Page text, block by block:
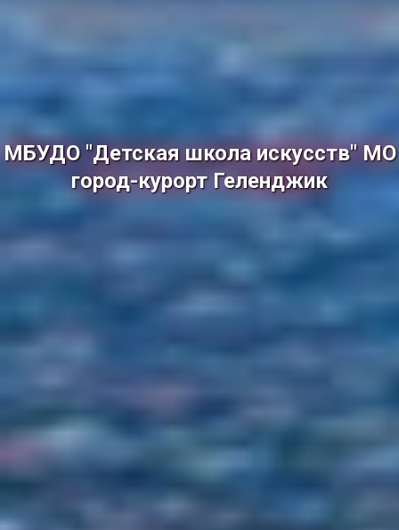
МБУДО "Детская школа искусств" МО
город-курорт Геленджик